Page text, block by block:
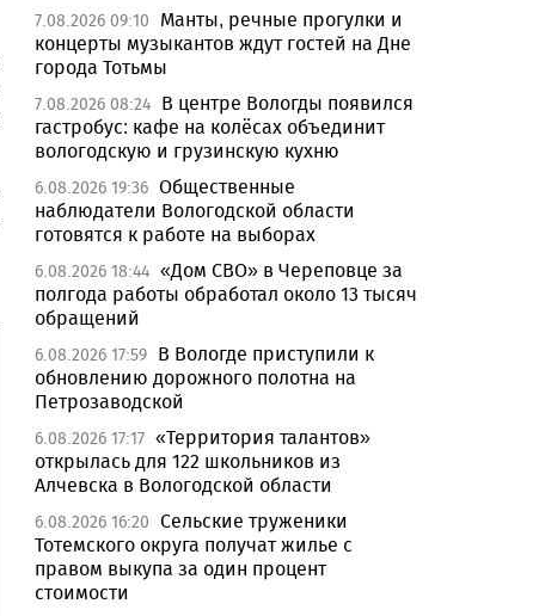
7.08.2026 09:10
Манты, речные прогулки и
концерты музыкантов ждут гостей на Дне
города Тотьмы
7.08.2026 08:24 В центре Вологды появился
гастробус: кафе на колёсах объединит
вологодскую и грузинскую кухню
6.08.2026 19:36 Общественные
наблюдатели Вологодской области
готовятся к работе на выборах
6.08.2026 18:44 «Дом СВО» в Череповце за
полгода работы обработал около 13 тысяч
обращений
6.08.2026 17:59 В Вологде приступили к
обновлению дорожного полотна на
Петрозаводской
6.08.2026 17:17 «Территория талантов»
открылась для 122 школьников из
Алчевска в Вологодской области
6.08.2026 16:20 Сельские труженики
Тотемского округа получат жилье с
правом выкупа за один процент
стоимости